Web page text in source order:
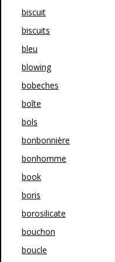
biscuit
biscuits
bleu
blowing
bobeches
boîte
bols
bonbonnière
bonhomme
book
boris
borosilicate
bouchon
boucle